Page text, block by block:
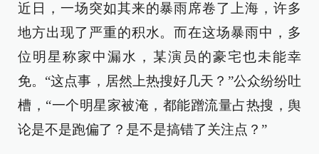
近日，一场突如其来的暴雨席卷了上海，许多
地方出现了严重的积水。而在这场暴雨中，多
位明星称家中漏水，某演员的豪宅也未能幸
免。“这点事，居然上热搜好几天？”公众纷纷吐
槽，“一个明星家被淹，都能蹭流量占热搜，舆
论是不是跑偏了？是不是搞错了关注点？”